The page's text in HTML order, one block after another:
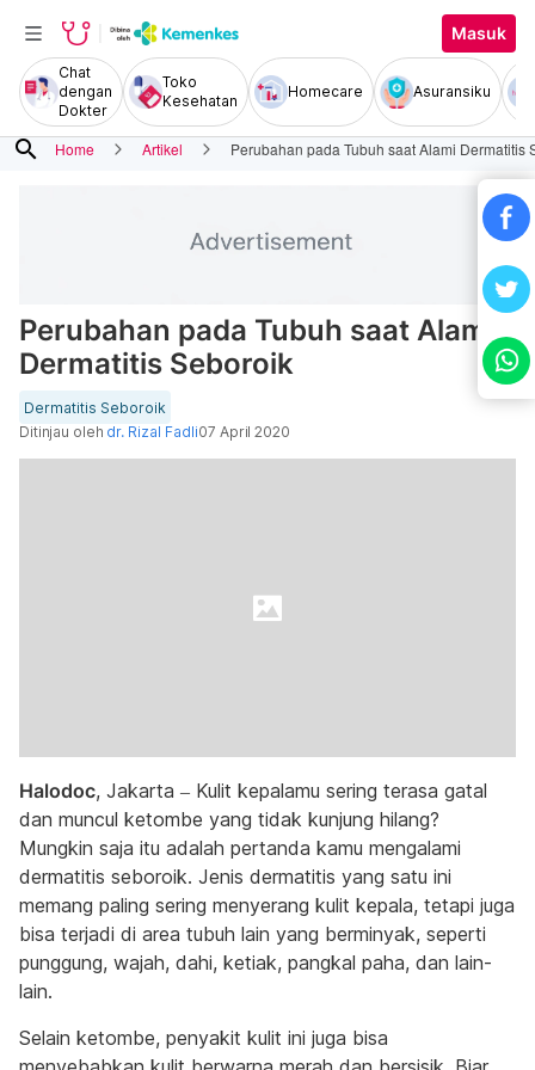
Masuk
Chat
dengan
Dokter
Toko
Kesehatan
Homecare Asuransiku
search Home Artikel Perubahan pada Tubuh saat Alami Dermatitis
Perubahan pada Tubuh saat Alami
Dermatitis Seboroik
Dermatitis Seboroik
Ditinjau oleh dr. Rizal Fadli07 April 2020
Halodoc, Jakarta – Kulit kepalamu sering terasa gatal
dan muncul ketombe yang tidak kunjung hilang?
Mungkin saja itu adalah pertanda kamu mengalami
dermatitis seboroik. Jenis dermatitis yang satu ini
memang paling sering menyerang kulit kepala, tetapi juga
bisa terjadi di area tubuh lain yang berminyak, seperti
punggung, wajah, dahi, ketiak, pangkal paha, dan lain-
lain.
Selain ketombe, penyakit kulit ini juga bisa